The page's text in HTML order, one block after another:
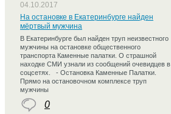
04.10.2017
На остановке в Екатеринбурге найден
мёртвый мужчина
В Екатеринбурге был найден труп неизвестного
мужчины на остановке общественного
транспорта Каменные палатки. О страшной
находке СМИ узнали из сообщений очевидцев в
соцсетях. - Остановка Каменные Палатки.
Прямо на остановочном комплексе труп
мужчины
0